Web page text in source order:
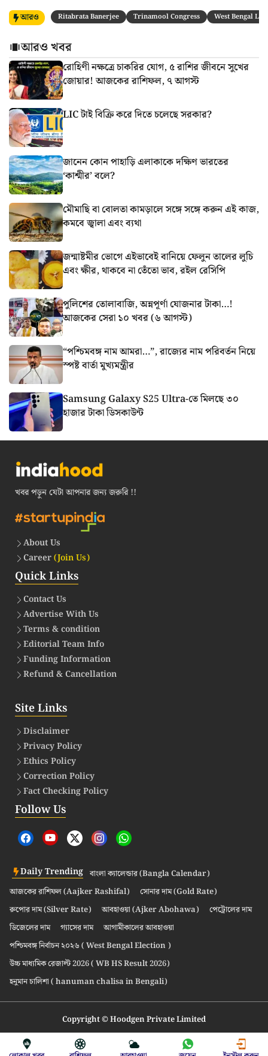
আরও Ritabrata Banerjee Trinamool Congress West Bengal
আরও খবর
রোহিণী নক্ষত্রে চাকরির যোগ, ৫ রাশির জীবনে সুখের
জোয়ার! আজকের রাশিফল, ৭ আগস্ট
LIC টাই বিক্রি করে দিতে চলেছে সরকার?
জানেন কোন পাহাড়ি এলাকাকে দক্ষিণ ভারতের
‘কাশ্মীর’ বলে?
মৌমাছি বা বোলতা কামড়ালে সঙ্গে সঙ্গে করুন এই কাজ,
কমবে জ্বালা এবং ব্যথা
জন্মাষ্টমীর ভোগে এইভাবেই বানিয়ে ফেলুন তালের লুচি
এবং ক্ষীর, থাকবে না তেঁতো ভাব, রইল রেসিপি
পুলিশের তোলাবাজি, অন্নপূর্ণা যোজনার টাকা…!
আজকের সেরা ১০ খবর (৬ আগস্ট)
“পশ্চিমবঙ্গ নাম আমরা…”, রাজ্যের নাম পরিবর্তন নিয়ে
স্পষ্ট বার্তা মুখ্যমন্ত্রীর
Samsung Galaxy S25 Ultra-তে মিলছে ৩০
হাজার টাকা ডিসকাউন্ট
খবর পড়ুন যেটা আপনার জন্য জরুরি !!
About Us
Career(Join Us)
Quick Links
Contact Us
Advertise With Us
Terms & condition
Editorial Team Info
Funding Information
Refund & Cancellation
Site Links
Disclaimer
Privacy Policy
Ethics Policy
Correction Policy
Fact Checking Policy
Follow Us
Daily Trending বাংলা ক্যালেন্ডার (Bangla Calendar)
আজকের রাশিফল (Aajker Rashifal)
সোনার দাম (Gold Rate)
রুপোর দাম (Silver Rate)
আবহাওয়া (Ajker Abohawa)
পেট্রোলের দাম
ডিজেলের দাম
গ্যাসের দাম
আগামীকালের আবহাওয়া
পশ্চিমবঙ্গ নির্বাচন ২০২৬ ( West Bengal Election )
উচ্চ মাধ্যমিক রেজাল্ট 2026 ( WB HS Result 2026)
হনুমান চালিশা ( hanuman chalisa in Bengali)
Copyright © Hoodgen Private Limited